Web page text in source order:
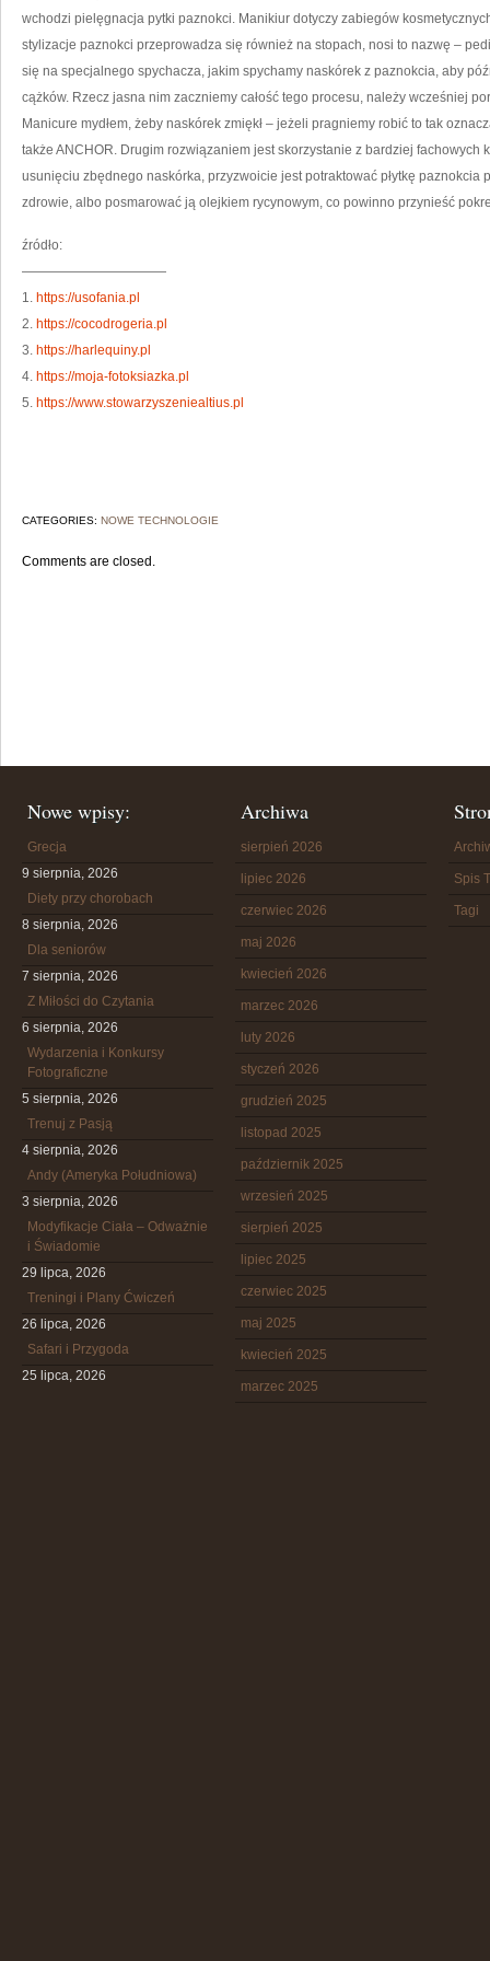
wchodzi pielęgnacja pytki paznokci. Manikiur dotyczy zabiegów
stylizacje paznokci przeprowadza się również na stopach, nosi to nazwę –
się na specjalnego spychacza, jakim spychamy naskórek z paznokcia, aby
cążków. Rzecz jasna nim zaczniemy całość tego procesu, należy wcześniej
Manicure mydłem, żeby naskórek zmiękł – jeżeli pragniemy robić to tak
także ANCHOR. Drugim rozwiązaniem jest skorzystanie z bardziej fachowych
usunięciu zbędnego naskórka, przyzwoicie jest potraktować płytkę
zdrowie, albo posmarować ją olejkiem rycynowym, co powinno przynieść
źródło:
———————————
1. https://usofania.pl
2. https://cocodrogeria.pl
3. https://harlequiny.pl
4. https://moja-fotoksiazka.pl
5. https://www.stowarzyszeniealtius.pl
CATEGORIES: NOWE TECHNOLOGIE
Comments are closed.
Nowe wpisy:
Grecja
9 sierpnia, 2026
Diety przy chorobach
8 sierpnia, 2026
Dla seniorów
7 sierpnia, 2026
Z Miłości do Czytania
6 sierpnia, 2026
Wydarzenia i Konkursy
Fotograficzne
5 sierpnia, 2026
Trenuj z Pasją
4 sierpnia, 2026
Andy (Ameryka Południowa)
3 sierpnia, 2026
Modyfikacje Ciała – Odważnie
i Świadomie
29 lipca, 2026
Treningi i Plany Ćwiczeń
26 lipca, 2026
Safari i Przygoda
25 lipca, 2026
Archiwa
sierpień 2026
lipiec 2026
czerwiec 2026
maj 2026
kwiecień 2026
marzec 2026
luty 2026
styczeń 2026
grudzień 2025
listopad 2025
październik 2025
wrzesień 2025
sierpień 2025
lipiec 2025
czerwiec 2025
maj 2025
kwiecień 2025
marzec 2025
Spis
Tagi